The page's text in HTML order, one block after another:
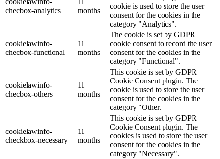
checbox-analytics
months
cookie is used to store the user
consent for the cookies in the
category "Analytics".
cookielawinfo-
checbox-functional
11
months
The cookie is set by GDPR
cookie consent to record the user
consent for the cookies in the
category "Functional".
cookielawinfo-
checbox-others
11
months
This cookie is set by GDPR
Cookie Consent plugin. The
cookie is used to store the user
consent for the cookies in the
category "Other.
cookielawinfo-
checkbox-necessary
11
months
This cookie is set by GDPR
Cookie Consent plugin. The
cookies is used to store the user
consent for the cookies in the
category "Necessary".